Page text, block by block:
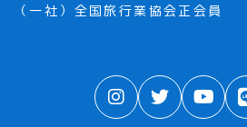
（一社）全国旅行業協会正会員